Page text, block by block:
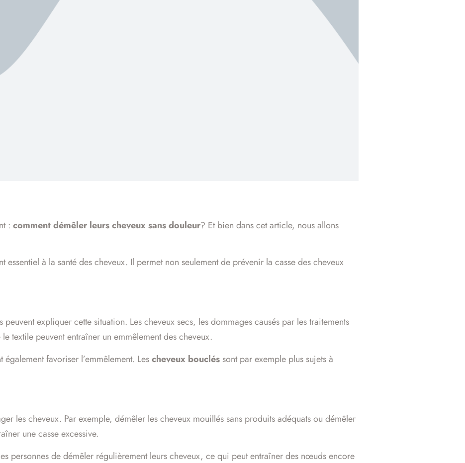
: comment démêler leurs cheveux sans douleur? Et bien dans cet article, nous allons
essentiel à la santé des cheveux. Il permet non seulement de prévenir la casse des cheveux
peuvent expliquer cette situation. Les cheveux secs, les dommages causés par les traitements
textile peuvent entraîner un emmêlement des cheveux.
favoriser l’emmêlement. Lescheveux bouclés sont par exemple plus sujets à
les cheveux. Par exemple, démêler les cheveux mouillés sans produits adéquats ou démêler
une casse excessive.
personnes de démêler régulièrement leurs cheveux, ce qui peut entraîner des nœuds encore